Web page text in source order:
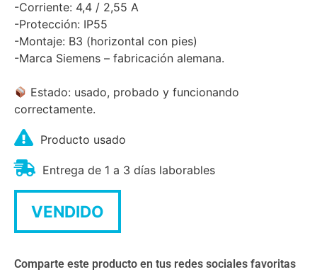
-Corriente: 4,4 / 2,55 A
-Protección: IP55
-Montaje: B3 (horizontal con pies)
-Marca Siemens – fabricación alemana.
Estado: usado, probado y funcionando
correctamente.
Producto usado
Entrega de 1 a 3 días laborables
VENDIDO
Comparte este producto en tus redes sociales favoritas